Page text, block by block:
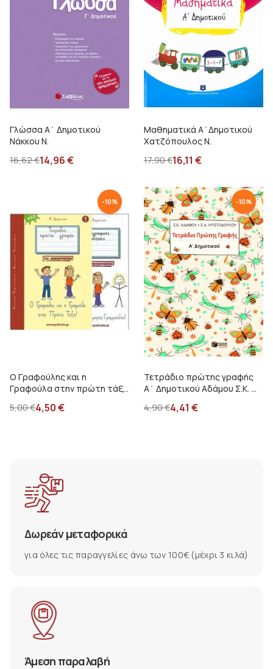
Γλώσσα Α΄ Δημοτικού
Νάκκου Ν.
16,62€14,96€
Μαθηματικά Α΄Δημοτικού
Χατζόπουλος Ν.
17,90€16,11 €
-10%
Ο Γραφούλης και η
Γραφούλα στην πρώτη τάξη
5,00€4,50€
-10%
Τετράδιο πρώτης γραφής
Α΄ Δημοτικού Αδάμου Σ.Κ. ...
4,90€4,41 €
Δωρεάν μεταφορικά
για όλες τις παραγγελίες άνω των 100€ (μέχρι 3 κιλά)
Άμεση παραλαβή